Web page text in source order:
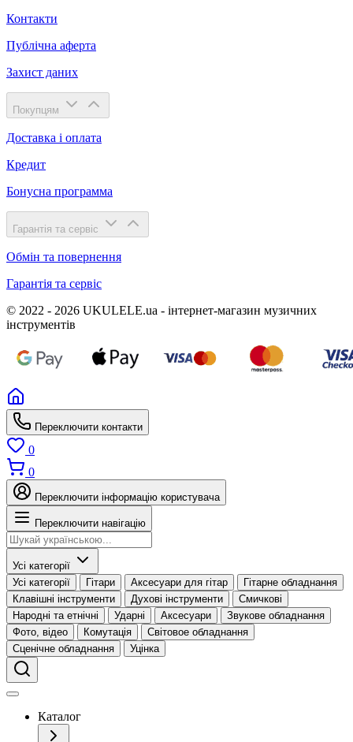
Контакти
Публічна аферта
Захист даних
Покупцям
Доставка і оплата
Кредит
Бонусна программа
Гарантія та сервіс
Обмін та повернення
Гарантія та сервіс
© 2022 - 2026 UKULELE.ua - інтернет-магазин музичних
інструментів
Переключити контакти
0
0
Переключити інформацію користувача
Переключити навігацію
Усі категорії
Усі категорії
Гітари Аксесуари для гітар
Гітарне обладнання
Клавішні інструменти
Духові інструменти
Смичкові
Народні та етнічні
Ударні Аксесуари
Звукове обладнання
Фото, відео
Комутація
Світовое обладнання
Сценічне обладнання
Уцінка
Каталог